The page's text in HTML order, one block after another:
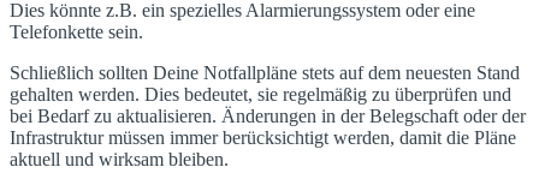
Dies könnte z.B. ein spezielles Alarmierungssystem oder eine
Telefonkette sein.
Schließlich sollten Deine Notfallpläne stets auf dem neuesten Stand
gehalten werden. Dies bedeutet, sie regelmäßig zu überprüfen und
bei Bedarf zu aktualisieren. Änderungen in der Belegschaft oder der
Infrastruktur müssen immer berücksichtigt werden, damit die Pläne
aktuell und wirksam bleiben.